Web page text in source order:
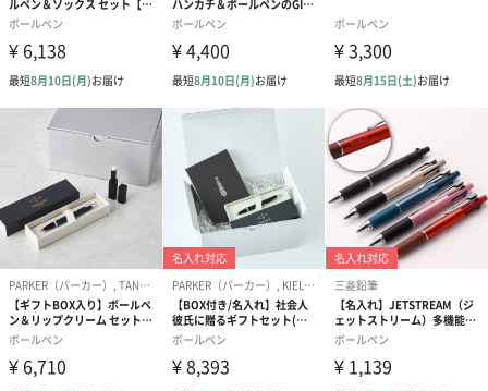
【プラチナ万年筆】
プラチナ万年筆は、1919年に万年筆からスタートし た筆記具メー
万年筆は非常に細いすき間からインクを吸引する毛細管現象をベ
ースに作られているなど、インク(化学)、金属工学、プラスチック
成型、機械工学等すべての科学の粋が結集した筆記用具です。
また、世界で初めてインクカートリッジを発売し、この技術の応
用から、使い切りで はない繰り返し使用ができる蛍光マーカーな
どが官公庁やオフィスなどで広くお使い頂いております。